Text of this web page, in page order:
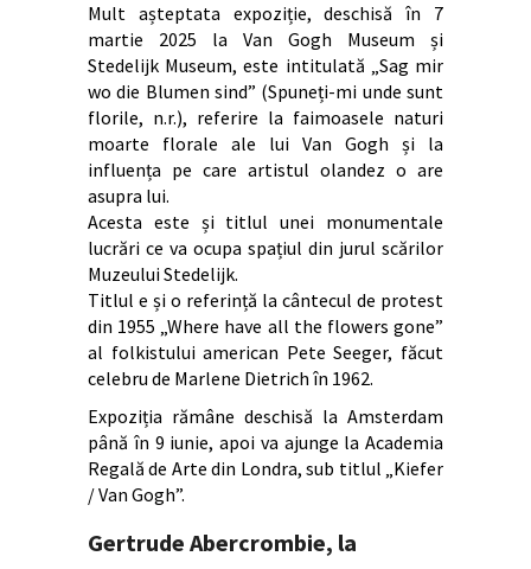
Mult așteptata expoziție, deschisă în 7
martie 2025 la Van Gogh Museum și
Stedelijk Museum, este intitulată „Sag mir
wo die Blumen sind” (Spuneți-mi unde sunt
florile, n.r.), referire la faimoasele naturi
moarte florale ale lui Van Gogh și la
influența pe care artistul olandez o are
asupra lui.
Acesta este și titlul unei monumentale
lucrări ce va ocupa spațiul din jurul scărilor
Muzeului Stedelijk.
Titlul e și o referință la cântecul de protest
din 1955 „Where have all the flowers gone”
al folkistului american Pete Seeger, făcut
celebru de Marlene Dietrich în 1962.
Expoziția rămâne deschisă la Amsterdam
până în 9 iunie, apoi va ajunge la Academia
Regală de Arte din Londra, sub titlul „Kiefer
/ Van Gogh”.
Gertrude Abercrombie, la